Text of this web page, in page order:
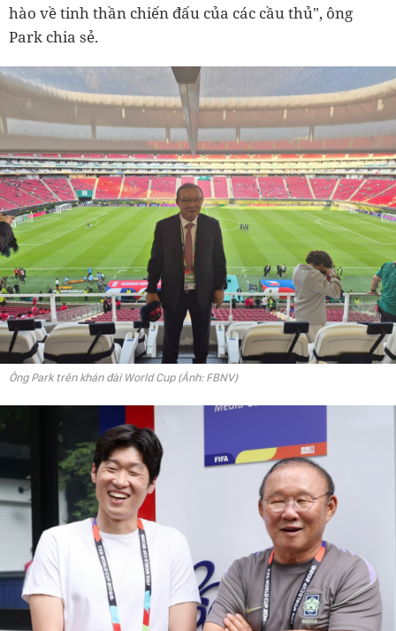
hào về tinh thần chiến đấu của các cầu thủ", ông
Park chia sẻ.
Ông Park trên khán đài World Cup (Ảnh: FBNV)